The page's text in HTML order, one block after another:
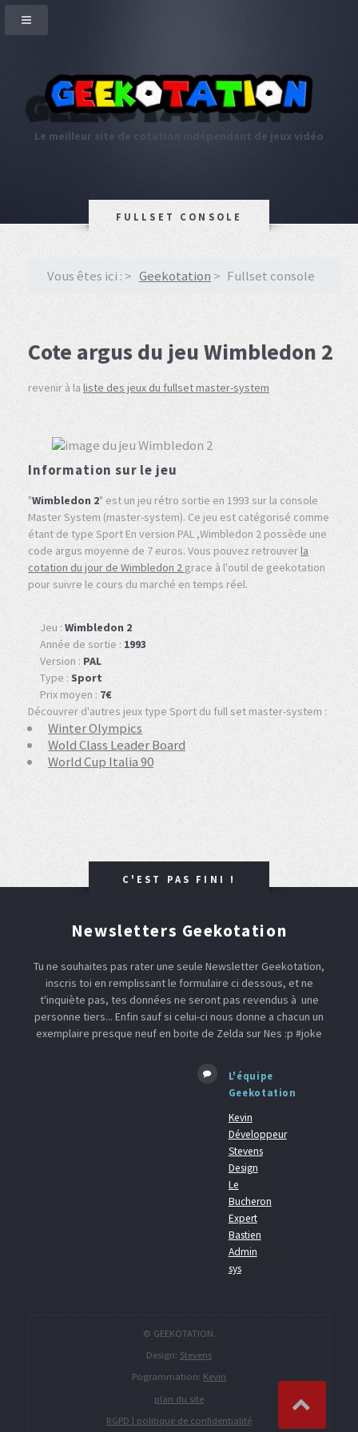
Le meilleur site de cotation indépendant de jeux vidéo
FULLSET CONSOLE
Vous êtes ici : Geekotation Fullset console
Cote argus du jeu Wimbledon 2
revenir à la liste des jeux du fullset master-system
Information sur le jeu
"Wimbledon 2" est un jeu rétro sortie en 1993 sur la console
Master System (master-system). Ce jeu est catégorisé comme
étant de type Sport En version PAL ,Wimbledon 2 possède une
code argus moyenne de 7 euros. Vous pouvez retrouverla
cotation du jour de Wimbledon 2 grace à l'outil de geekotation
pour suivre le cours du marché en temps réel.
Jeu : Wimbledon 2
Année de sortie : 1993
Version : PAL
Type : Sport
Prix moyen : 7€
Découvrer d'autres jeux type Sport du full set master-system :
Winter Olympics
Wold Class Leader Board
World Cup Italia 90
C'EST PAS FINI !
Newsletters Geekotation
Tu ne souhaites pas rater une seule Newsletter Geekotation,
inscris toi en remplissant le formulaire ci dessous, et ne
t'inquiète pas, tes données ne seront pas revendus à une
personne tiers... Enfin sauf si celui-ci nous donne a chacun un
exemplaire presque neuf en boite de Zelda sur Nes :p #joke
L'équipe
Geekotation
Kevin
Développeur
Stevens
Design
Le
Bucheron
Expert
Bastien
Admin
sys
© GEEKOTATION.
Design: Stevens
Pogrammation: Kevin
plan du site
RGPD | politique de confidentialité